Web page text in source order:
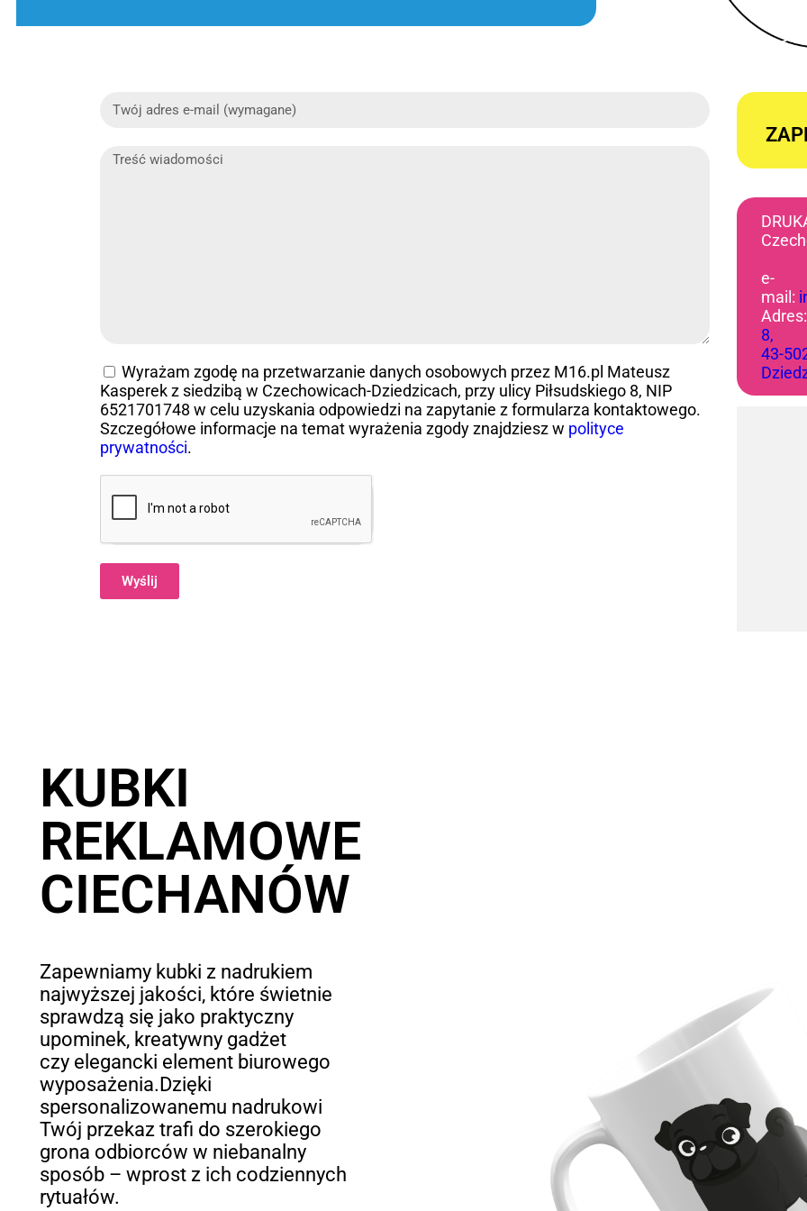
Wyrażam zgodę na przetwarzanie danych osobowych przez M16.pl Mateusz
Kasperek z siedzibą w Czechowicach-Dziedzicach, przy ulicy Piłsudskiego 8, NIP
6521701748 w celu uzyskania odpowiedzi na zapytanie z formularza kontaktowego.
Szczegółowe informacje na temat wyrażenia zgody znajdziesz w polityce
prywatności.
Wyślij
e-
mail:
8,
43-
KUBKI
REKLAMOWE
CIECHANÓW
Zapewniamy kubki z nadrukiem
najwyższej jakości, które świetnie
sprawdzą się jako praktyczny
upominek, kreatywny gadżet
czy elegancki element biurowego
wyposażenia.Dzięki
spersonalizowanemu nadrukowi
Twój przekaz trafi do szerokiego
grona odbiorców w niebanalny
sposób – wprost z ich codziennych
rytuałów.